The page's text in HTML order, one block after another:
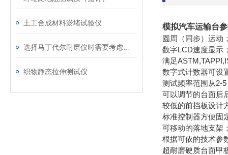
土工合成材料淤堵试验仪
织物静态拉伸测试仪
模拟汽车运输台
圆周（同步）运动
数字LCD速度显示
满足
数字式计数器可设
测试频率范围从2-
可以调节的台面后
较低的前挡板设计
标准控制器方便固
可移动的落地支架
根据可依的技术参
超耐磨硬质台面甲